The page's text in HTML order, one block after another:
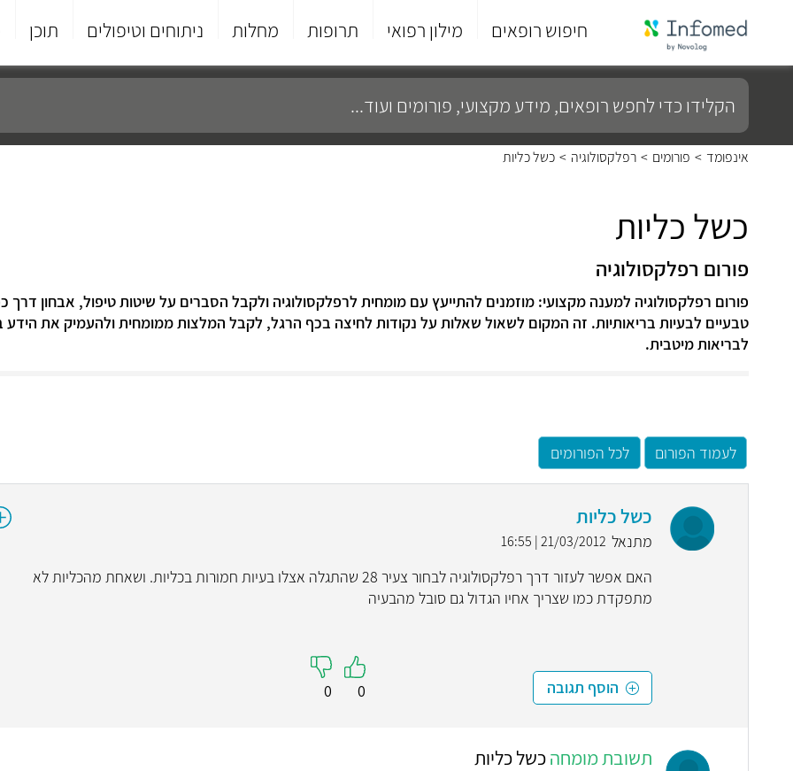
חיפוש רופאים מילון רפואי תרופות מחלות ניתוחים וטיפולים תוכן
סוף
התפריט
הקלידו
כדי
לחפש
רופאים,
מידע
מקצועי,
אינפומד > פורומים > רפלקסולוגיה > כשל כליות
כשל כליות
פורום רפלקסולוגיה
פורום רפלקסולוגיה למענה מקצועי: מוזמנים להתייעץ עם מומחית לרפלקסולוגיה ולקבל הסברים על שיטות טיפול, אבחון דרך
טבעיים לבעיות בריאותיות. זה המקום לשאול שאלות על נקודות לחיצה בכף הרגל, לקבל המלצות ממומחית ולהעמיק את הידע
לבריאות מיטבית.
לעמוד הפורום לכל הפורומים
כשל כליות
מתנאל 21/03/2012 | 16:55
האם אפשר לעזור דרך רפלקסולוגיה לבחור צעיר 28 שהתגלה אצלו בעיות חמורות בכליות. ושאחת מהכליות לא
מתפקדת כמו שצריך אחיו הגדול גם סובל מהבעיה
הוסף תגובה 0
0
תשובת מומחהכשל כליות